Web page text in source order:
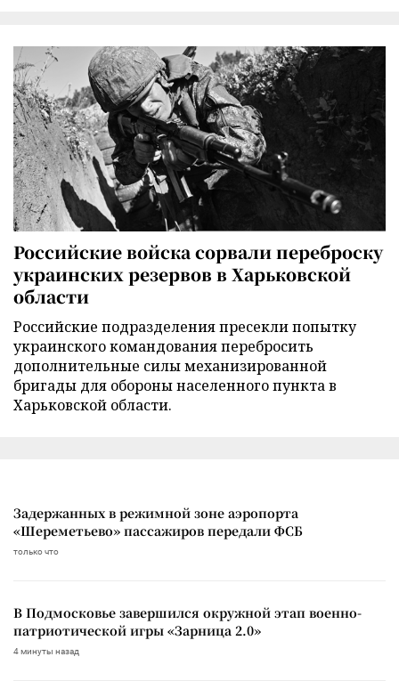
Российские войска сорвали переброску
украинских резервов в Харьковской
области
Российские подразделения пресекли попытку
украинского командования перебросить
дополнительные силы механизированной
бригады для обороны населенного пункта в
Харьковской области.
Задержанных в режимной зоне аэропорта
«Шереметьево» пассажиров передали ФСБ
только что
В Подмосковье завершился окружной этап военно-
патриотической игры «Зарница 2.0»
4 минуты назад